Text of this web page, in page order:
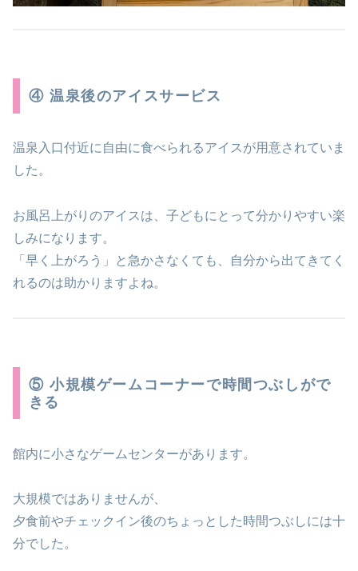
④ 温泉後のアイスサービス
温泉入口付近に自由に食べられるアイスが用意されていま
した。
お風呂上がりのアイスは、子どもにとって分かりやすい楽
しみになります。
「早く上がろう」と急かさなくても、自分から出てきてく
れるのは助かりますよね。
⑤ 小規模ゲームコーナーで時間つぶしがで
きる
館内に小さなゲームセンターがあります。
大規模ではありませんが、
夕食前やチェックイン後のちょっとした時間つぶしには十
分でした。